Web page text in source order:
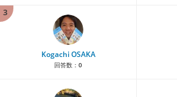
3
Kogachi OSAKA
回答数： 0